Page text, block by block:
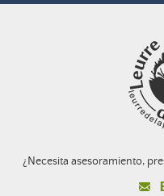
¿Necesita asesoramiento,